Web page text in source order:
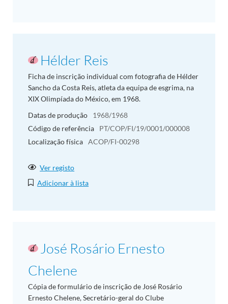
Hélder Reis
Ficha de inscrição individual com fotografia de Hélder
Sancho da Costa Reis, atleta da equipa de esgrima, na
XIX Olimpíada do México, em 1968.
Datas de produção
1968/1968
Código de referência
PT/COP/FI/19/0001/000008
Localização física ACOP/FI-00298
Ver registo
Adicionar à lista
José Rosário Ernesto
Chelene
Cópia de formulário de inscrição de José Rosário
Ernesto Chelene, Secretário-geral do Clube